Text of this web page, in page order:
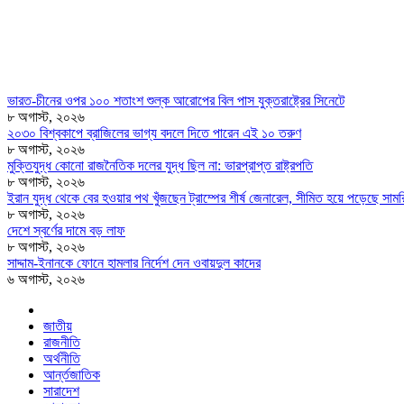
ভারত-চীনের ওপর ১০০ শতাংশ শুল্ক আরোপের বিল পাস যুক্তরাষ্ট্রের সিনেটে
৮ অগাস্ট, ২০২৬
২০৩০ বিশ্বকাপে ব্রাজিলের ভাগ্য বদলে দিতে পারেন এই ১০ তরুণ
৮ অগাস্ট, ২০২৬
মুক্তিযুদ্ধ কোনো রাজনৈতিক দলের যুদ্ধ ছিল না: ভারপ্রাপ্ত রাষ্ট্রপতি
৮ অগাস্ট, ২০২৬
ইরান যুদ্ধ থেকে বের হওয়ার পথ খুঁজছেন ট্রাম্পের শীর্ষ জেনারেল, সীমিত হয়ে পড়েছে
৮ অগাস্ট, ২০২৬
দেশে স্বর্ণের দামে বড় লাফ
৮ অগাস্ট, ২০২৬
সাদ্দাম-ইনানকে ফোনে হামলার নির্দেশ দেন ওবায়দুল কাদের
৬ অগাস্ট, ২০২৬
জাতীয়
রাজনীতি
অর্থনীতি
আর্ন্তজাতিক
সারাদেশ